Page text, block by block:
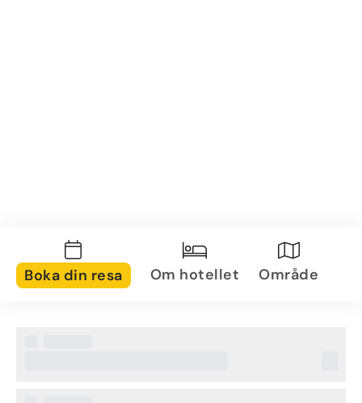
Boka din resa Om hotellet Område